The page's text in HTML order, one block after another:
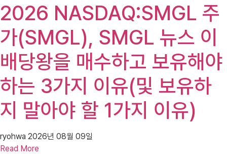
2026 NASDAQ:SMGL 주
가(SMGL), SMGL 뉴스 이
배당왕을 매수하고 보유해야
하는 3가지 이유(및 보유하
지 말아야 할 1가지 이유)
ryohwa 2026년 08월 09일
Read More